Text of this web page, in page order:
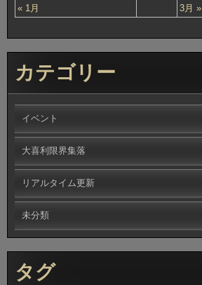
« 1月 3月 »
カテゴリー
イベント
大喜利限界集落
リアルタイム更新
未分類
タグ